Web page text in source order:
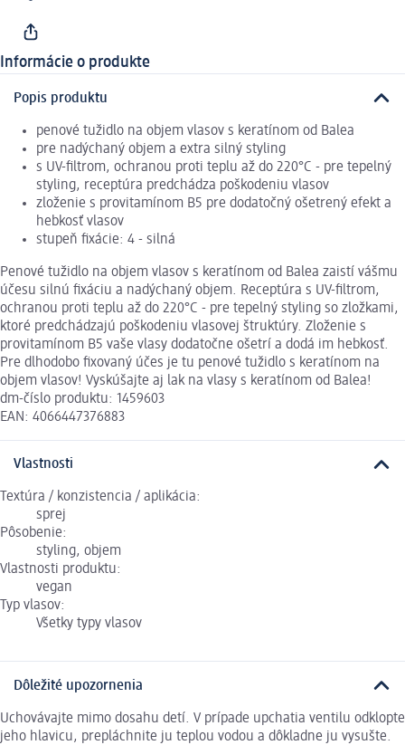
Informácie o produkte
Popis produktu
penové tužidlo na objem vlasov s keratínom od Balea
pre nadýchaný objem a extra silný styling
s UV-filtrom, ochranou proti teplu až do 220°C - pre tepelný
styling, receptúra predchádza poškodeniu vlasov
zloženie s provitamínom B5 pre dodatočný ošetrený efekt a
hebkosť vlasov
stupeň fixácie: 4 - silná
Penové tužidlo na objem vlasov s keratínom od Balea zaistí vášmu
účesu silnú fixáciu a nadýchaný objem. Receptúra s UV-filtrom,
ochranou proti teplu až do 220°C - pre tepelný styling so zložkami,
ktoré predchádzajú poškodeniu vlasovej štruktúry. Zloženie s
provitamínom B5 vaše vlasy dodatočne ošetrí a dodá im hebkosť.
Pre dlhodobo fixovaný účes je tu penové tužidlo s keratínom na
objem vlasov! Vyskúšajte aj lak na vlasy s keratínom od Balea!
dm-číslo produktu: 1459603
EAN: 4066447376883
Vlastnosti
Textúra / konzistencia / aplikácia:
sprej
Pôsobenie:
styling, objem
Vlastnosti produktu:
vegan
Typ vlasov:
Všetky typy vlasov
Dôležité upozornenia
Uchovávajte mimo dosahu detí. V prípade upchatia ventilu odklopte
jeho hlavicu, prepláchnite ju teplou vodou a dôkladne ju vysušte.